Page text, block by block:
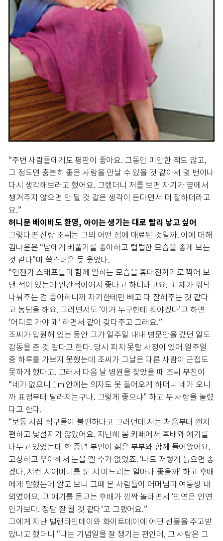
“주변 사람들에게도 평판이 좋아요. 그동안 미안한 적도 많고,
그 정도면 충분히 좋은 사람을 만날 수 있을 것 같아서 몇 번이나
다시 생각해보라고 했어요. 그랬더니 저를 보면 자기가 옆에서
챙겨주지 않으면 안 될 것 같은 생각이 든다면서 더 잘하더라고
요.”
허니문 베이비도 환영, 아이는 생기는 대로 빨리 낳고 싶어
그렇다면 신랑 조씨는 그의 어떤 점에 매료된 것일까. 이에 대해
김나운은 “남에게 베풀기를 좋아하고 털털한 모습을 좋게 보는
것 같다”며 쑥스러운 듯 웃었다.
“언젠가 스태프들과 함께 일하는 모습을 휴대전화기로 찍어 보
낸 적이 있는데 인간적이어서 좋다고 하더라고요. 또 제가 워낙
나눠주는 걸 좋아하니까 자기한테만 빼고 다 잘해주는 것 같다
고 농담을 해요. 그러면서도 ‘이거 누구한테 줘야겠다’고 하면
‘어디로 가야 돼’ 하면서 같이 갖다주고 그래요.”
조씨가 입원해 있는 동안 그가 일주일 내내 병문안을 갔던 일도
감동을 준 것 같다고 한다. 당시 피치 못할 사정이 있어 일주일
중 하루를 가보지 못했는데 조씨가 그날은 다른 사람이 근접도
못하게 했다고. 그래서 다음 날 병원을 찾았을 때 조씨 부친이
“네가 없으니 1m 안에는 의자도 못 들어오게 하더니 네가 오니
까 표정부터 달라지는구나. 그렇게 좋으냐” 하고 두 사람을 놀렸
다고 한다.
“보통 시집 식구들이 불편하다고 그러던데 저는 처음부터 왠지
편하고 낯설지가 않았어요. 지난해 봄 카페에서 후배와 얘기를
나누고 있었는데 한 중년 부인이 젊은 부부와 함께 들어왔어요.
고상하고 우아해서 눈을 뗄 수가 없었죠. ‘나도 저렇게 늙으면 좋
겠다. 저런 시어머니를 둔 저 며느리는 얼마나 좋을까’ 하고 후배
에게 말했는데 알고 보니 그때 본 사람들이 어머님과 여동생 내
외였어요. 그 얘기를 듣고는 후배가 깜짝 놀라면서 ‘인연은 인연
인가보다. 정말 잘 될 것 같다’고 그랬어요.”
그에게 지난 밸런타인데이와 화이트데이에 어떤 선물을 주고받
았냐고 했더니 “나는 기념일을 잘 챙기는 편인데, 그 사람은 그